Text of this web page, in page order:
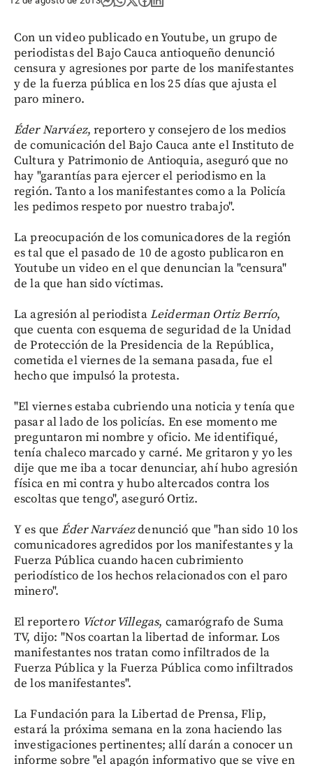
Con un video publicado en Youtube, un grupo de
periodistas del Bajo Cauca antioqueño denunció
censura y agresiones por parte de los manifestantes
y de la fuerza pública en los 25 días que ajusta el
paro minero.
Éder Narváez, reportero y consejero de los medios
de comunicación del Bajo Cauca ante el Instituto de
Cultura y Patrimonio de Antioquia, aseguró que no
hay "garantías para ejercer el periodismo en la
región. Tanto a los manifestantes como a la Policía
les pedimos respeto por nuestro trabajo".
La preocupación de los comunicadores de la región
es tal que el pasado de 10 de agosto publicaron en
Youtube un video en el que denuncian la "censura"
de la que han sido víctimas.
La agresión al periodistaLeiderman Ortiz Berrío,
que cuenta con esquema de seguridad de la Unidad
de Protección de la Presidencia de la República,
cometida el viernes de la semana pasada, fue el
hecho que impulsó la protesta.
"El viernes estaba cubriendo una noticia y tenía que
pasar al lado de los policías. En ese momento me
preguntaron mi nombre y oficio. Me identifiqué,
tenía chaleco marcado y carné. Me gritaron y yo les
dije que me iba a tocar denunciar, ahí hubo agresión
física en mi contra y hubo altercados contra los
escoltas que tengo", aseguró Ortiz.
Y es queÉder Narváezdenunció que "han sido 10 los
comunicadores agredidos por los manifestantes y la
Fuerza Pública cuando hacen cubrimiento
periodístico de los hechos relacionados con el paro
minero".
El reportero Víctor Villegas, camarógrafo de Suma
TV, dijo: "Nos coartan la libertad de informar. Los
manifestantes nos tratan como infiltrados de la
Fuerza Pública y la Fuerza Pública como infiltrados
de los manifestantes".
La Fundación para la Libertad de Prensa, Flip,
estará la próxima semana en la zona haciendo las
investigaciones pertinentes; allí darán a conocer un
informe sobre "el apagón informativo que se vive en